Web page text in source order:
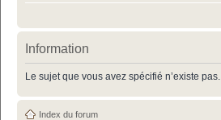
Information
Le sujet que vous avez spécifié n’existe pas.
Index du forum